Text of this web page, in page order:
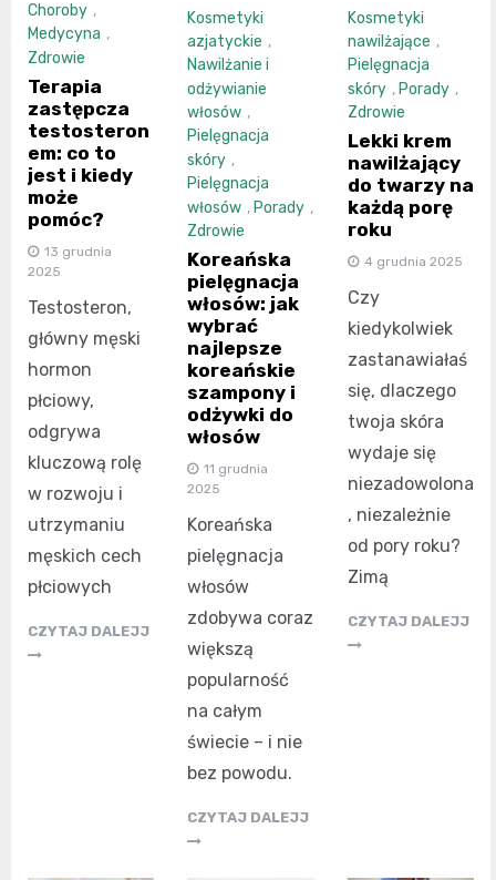
Choroby ,
Medycyna ,
Zdrowie
Terapia
zastępcza
testosteron
em: co to
jest i kiedy
może
pomóc?
13 grudnia
2025
Testosteron,
główny męski
hormon
płciowy,
odgrywa
kluczową rolę
w rozwoju i
utrzymaniu
męskich cech
płciowych
CZYTAJ DALEJJ
Kosmetyki
azjatyckie ,
Nawilżanie i
odżywianie
włosów ,
Pielęgnacja
skóry ,
Pielęgnacja
włosów , Porady ,
Zdrowie
Koreańska
pielęgnacja
włosów: jak
wybrać
najlepsze
koreańskie
szampony i
odżywki do
włosów
11 grudnia
2025
Koreańska
pielęgnacja
włosów
zdobywa coraz
większą
popularność
na całym
świecie – i nie
bez powodu.
CZYTAJ DALEJJ
Kosmetyki
nawilżające ,
Pielęgnacja
skóry , Porady ,
Zdrowie
Lekki krem
nawilżający
do twarzy na
każdą porę
roku
4 grudnia 2025
Czy
kiedykolwiek
zastanawiałaś
się, dlaczego
twoja skóra
wydaje się
niezadowolona
, niezależnie
od pory roku?
Zimą
CZYTAJ DALEJJ